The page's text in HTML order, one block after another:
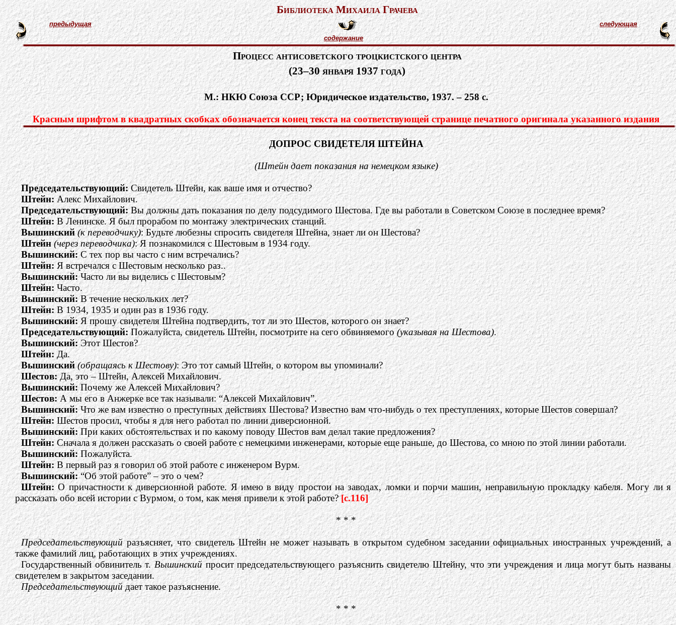
Библиотека Михаила Грачева
предыдущая
следующая
содержание
Процесс антисоветского троцкистского центра
(23–30 января 1937 года)
М.: НКЮ Союза ССР; Юридическое издательство, 1937. – 258 с.
Красным шрифтом в квадратных скобках обозначается конец текста на соответствующей странице печатного оригинала указанного издания
ДОПРОС СВИДЕТЕЛЯ ШТЕЙНА
(Штейн дает показания на немецком языке)
Председательствующий:Свидетель Штейн, как ваше имя и отчество?
Штейн:Алекс Михайлович.
Председательствующий:Вы должны дать показания по делу подсудимого Шестова. Где вы работали в Советском Союзе в последнее время?
Штейн:В Ленинске. Я был прорабом по монтажу электрических станций.
Вышинский (к переводчику): Будьте любезны спросить свидетеля Штейна, знает ли он Шестова?
Штейн (через переводчика): Я познакомился с Шестовым в 1934 году.
Вышинский:С тех пор вы часто с ним встречались?
Штейн:Я встречался с Шестовым несколько раз..
Вышинский:Часто ли вы виделись с Шестовым?
Штейн:Часто.
Вышинский:В течение нескольких лет?
Штейн:В 1934, 1935 и один раз в 1936 году.
Вышинский:Я прошу свидетеля Штейна подтвердить, тот ли это Шестов, которого он знает?
Председательствующий:Пожалуйста, свидетель Штейн, посмотрите на сего обвиняемого(указывая на Шестова).
Вышинский:Этот Шестов?
Штейн:Да.
Вышинский (обращаясь к Шестову): Это тот самый Штейн, о котором вы упоминали?
Шестов:Да, это – Штейн, Алексей Михайлович.
Вышинский:Почему же Алексей Михайлович?
Шестов:А мы его в Анжерке все так называли: “Алексей Михайлович”.
Вышинский:Что же вам известно о преступных действиях Шестова? Известно вам что-нибудь о тех преступлениях, которые Шестов совершал?
Штейн:Шестов просил, чтобы я для него работал по линии диверсионной.
Вышинский:При каких обстоятельствах и по какому поводу Шестов вам делал такие предложения?
Штейн:Сначала я должен рассказать о своей работе с немецкими инженерами, которые еще раньше, до Шестова, со мною по этой линии работали.
Вышинский:Пожалуйста.
Штейн:В первый раз я говорил об этой работе с инженером Вурм.
Вышинский:“Об этой работе” – это о чем?
Штейн:О причастности к диверсионной работе. Я имею в виду простои на заводах, ломки и порчи машин, неправильную прокладку кабеля. Могу ли я
рассказать обо всей истории с Вурмом, о том, как меня привели к этой работе?[c.116]
* * *
Председательствующийразъясняет, что свидетель Штейн не может называть в открытом судебном заседании официальных иностранных учреждений, а
также фамилий лиц, работающих в этих учреждениях.
Государственный обвинитель т.Вышинскийпросит председательствующего разъяснить свидетелю Штейну, что эти учреждения и лица могут быть названы
свидетелем в закрытом заседании.
Председательствующийдает такое разъяснение.
* * *